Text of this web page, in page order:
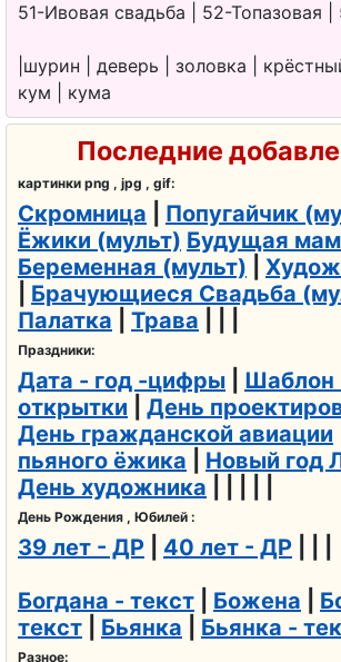
51-Ивовая свадьба | 52-Топазовая |
|шурин | деверь | золовка |
кум | кума
Последние
картинки png , jpg , gif:
Скромница Попугайчик
Ёжики (мульт) Будущая
Беременная (мульт)
Брачующиеся Свадьба
Палатка
Трава
Праздники:
Дата - год -цифры
Шаблон
открытки
День
День гражданской авиации
пьяного ёжика
Новый год
День художника
День Рождения , Юбилей :
39 лет - ДР 40 лет - ДР
Богдана - текст
Божена
текст
Бьянка Бьянка -
Разное: